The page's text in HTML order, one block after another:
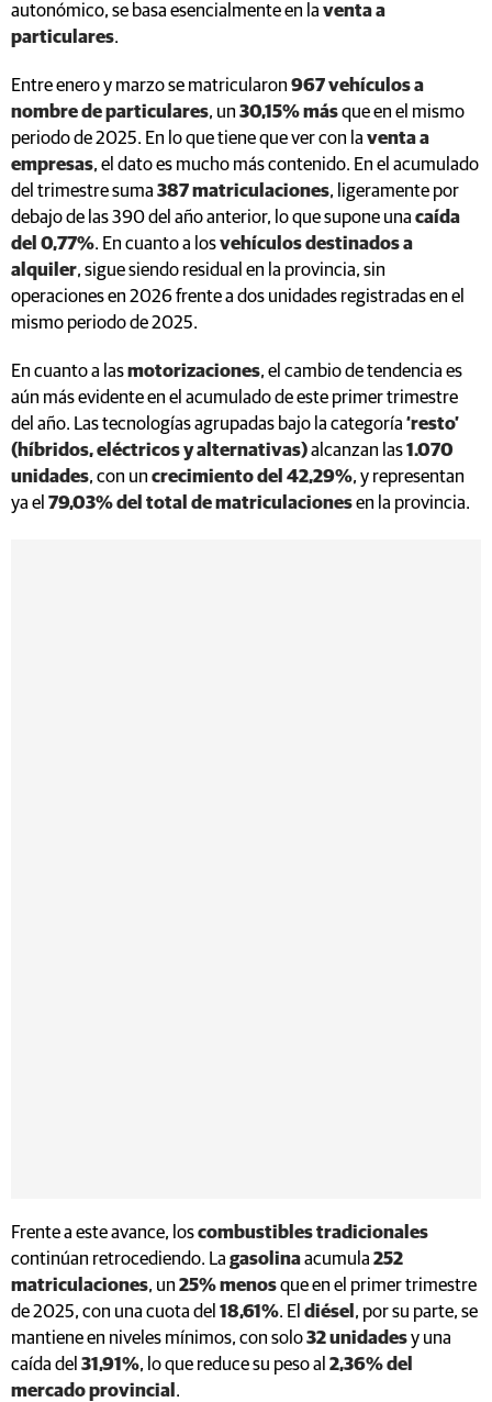
autonómico, se basa esencialmente en la venta a
particulares.
Entre enero y marzo se matricularon 967 vehículos a
nombre de particulares, un 30,15% másque en el mismo
periodo de 2025. En lo que tiene que ver con la venta a
empresas, el dato es mucho más contenido. En el acumulado
del trimestre suma 387 matriculaciones, ligeramente por
debajo de las 390 del año anterior, lo que supone una caída
del 0,77%. En cuanto a losvehículos destinados a
alquiler, sigue siendo residual en la provincia, sin
operaciones en 2026 frente a dos unidades registradas en el
mismo periodo de 2025.
En cuanto a lasmotorizaciones, el cambio de tendencia es
aún más evidente en el acumulado de este primer trimestre
del año. Las tecnologías agrupadas bajo la categoría ‘resto’
(híbridos, eléctricos y alternativas)alcanzan las1.070
unidades, con un crecimiento del 42,29%, y representan
ya el 79,03% del total de matriculacionesen la provincia.
Frente a este avance, loscombustibles tradicionales
continúan retrocediendo. La gasolinaacumula 252
matriculaciones, un 25% menosque en el primer trimestre
de 2025, con una cuota del 18,61%. El diésel , por su parte, se
mantiene en niveles mínimos, con solo32 unidadesy una
caída del 31,91%, lo que reduce su peso al 2,36% del
mercado provincial .